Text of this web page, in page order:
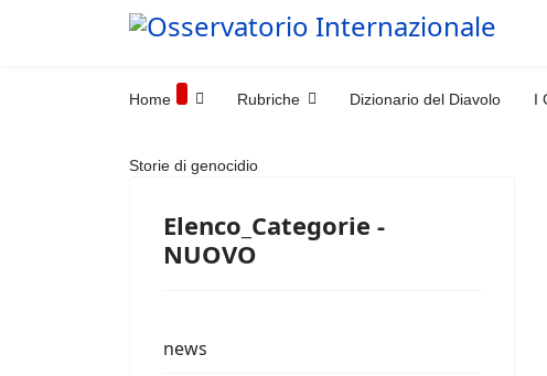
Home Rubriche Dizionario del Diavolo I
Storie di genocidio
Elenco_Categorie -
NUOVO
news